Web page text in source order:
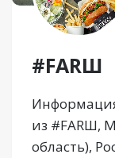
#FARШ
из #FARШ,
область),